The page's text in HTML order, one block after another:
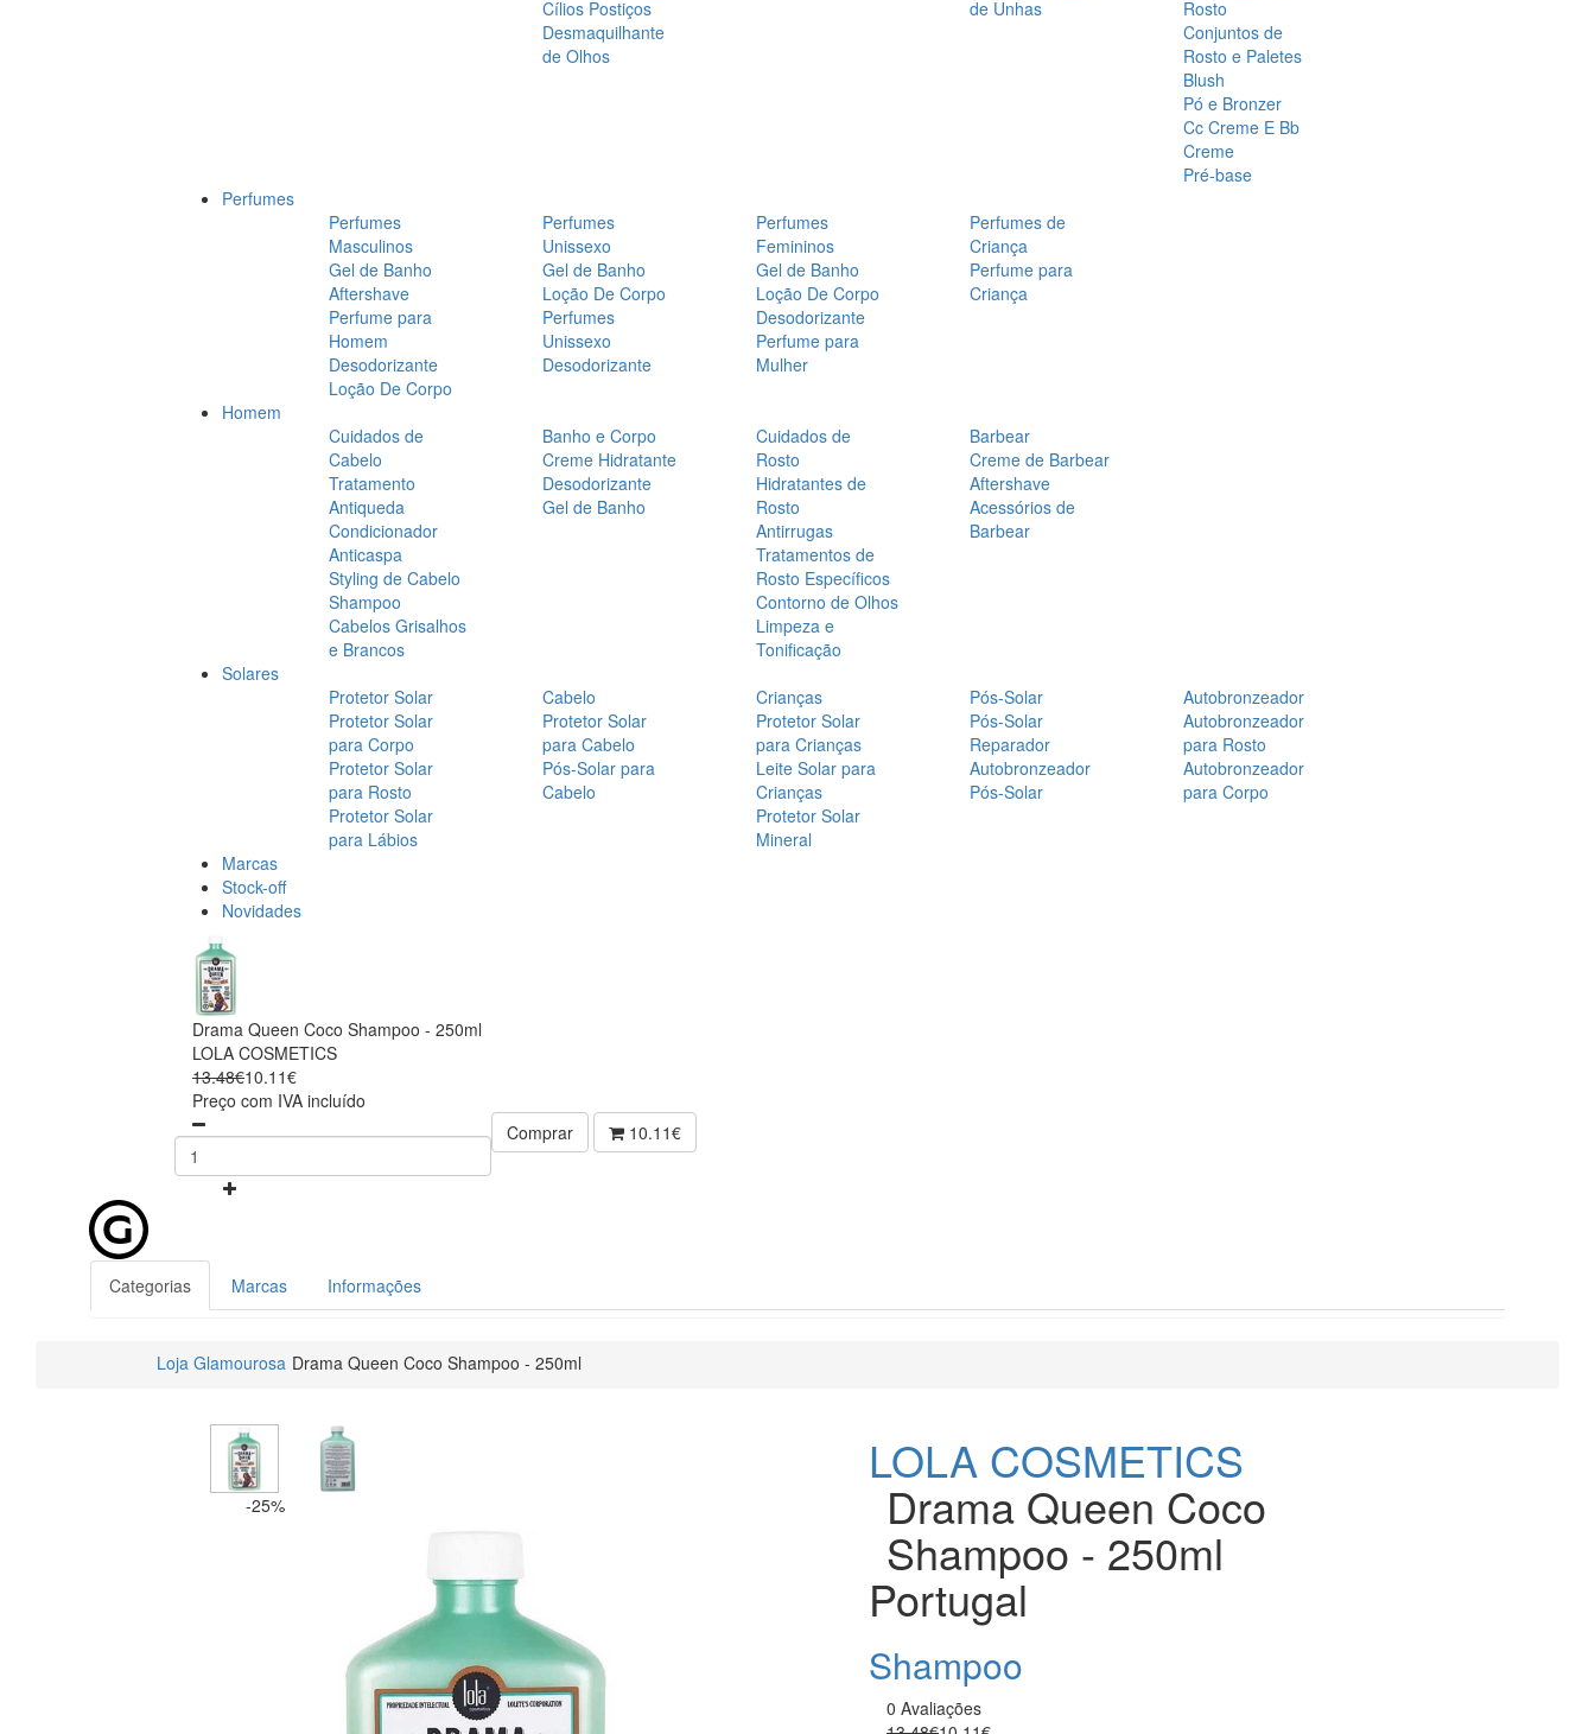
Cílios Postiços
Desmaquilhante
de Olhos
de Unhas
Rosto
Conjuntos de
Rosto e Paletes
Blush
Pó e Bronzer
Cc Creme E Bb
Creme
Pré-base
Perfumes
Perfumes
Masculinos
Gel de Banho
Aftershave
Perfume para
Homem
Desodorizante
Loção De Corpo
Perfumes
Unissexo
Gel de Banho
Loção De Corpo
Perfumes
Unissexo
Desodorizante
Perfumes
Femininos
Gel de Banho
Loção De Corpo
Desodorizante
Perfume para
Mulher
Perfumes de
Criança
Perfume para
Criança
Homem
Cuidados de
Cabelo
Tratamento
Antiqueda
Condicionador
Anticaspa
Styling de Cabelo
Shampoo
Cabelos Grisalhos
e Brancos
Banho e Corpo
Creme Hidratante
Desodorizante
Gel de Banho
Cuidados de
Rosto
Hidratantes de
Rosto
Antirrugas
Tratamentos de
Rosto Específicos
Contorno de Olhos
Limpeza e
Tonificação
Barbear
Creme de Barbear
Aftershave
Acessórios de
Barbear
Solares
Protetor Solar
Protetor Solar
para Corpo
Protetor Solar
para Rosto
Protetor Solar
para Lábios
Cabelo
Protetor Solar
para Cabelo
Pós-Solar para
Cabelo
Crianças
Protetor Solar
para Crianças
Leite Solar para
Crianças
Protetor Solar
Mineral
Pós-Solar
Pós-Solar
Reparador
Autobronzeador
Pós-Solar
Autobronzeador
Autobronzeador
para Rosto
Autobronzeador
para Corpo
Marcas
Stock-off
Novidades
Drama Queen Coco Shampoo - 250ml
LOLA COSMETICS
13.48€10.11€
Preço com IVA incluído
Comprar
10.11€
Categorias Marcas Informações
Loja Glamourosa Drama Queen Coco Shampoo - 250ml
-25%
LOLA COSMETICS
Drama Queen Coco
Shampoo - 250ml
Portugal
Shampoo
0 Avaliações